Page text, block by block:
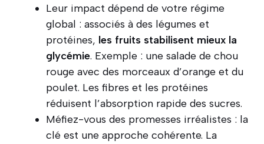
Leur impact dépend de votre régime
global : associés à des légumes et
protéines, les fruits stabilisent mieux la
glycémie. Exemple : une salade de chou
rouge avec des morceaux d’orange et du
poulet. Les fibres et les protéines
réduisent l’absorption rapide des sucres.
Méfiez-vous des promesses irréalistes : la
clé est une approche cohérente. La